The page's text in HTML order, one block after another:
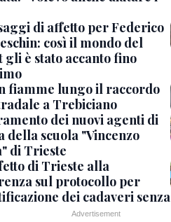
di affetto per Federico
così il mondo del
gli è stato accanto fino
fiamme lungo il raccordo
a Trebiciano
dei nuovi agenti di
della scuola "Vincenzo
di Trieste
di Trieste alla
sul protocollo per
dei cadaveri senza